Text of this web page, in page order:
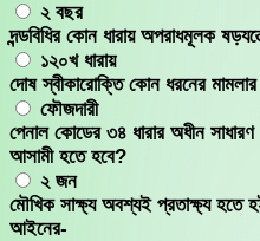
২ বছর
দন্ডবিধির কোন ধারায় অপরাধমূলক
১২০খ ধারায়
দোষ স্বীকারোক্তি কোন ধরনের মামলার
ফৌজদারী
পেনাল কোডের ৩৪ ধারার অধীন
আসামী হতে হবে?
২ জন
মৌখিক সাক্ষ্য অবশ্যই প্রতাক্ষ্য হতে
আইনের-